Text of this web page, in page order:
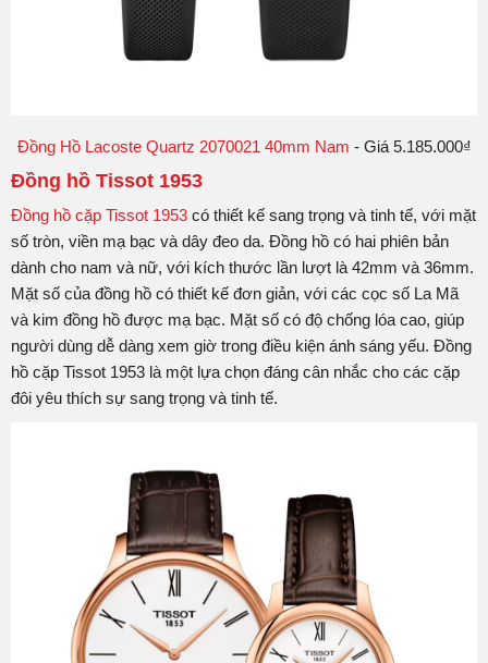
Đồng Hồ Lacoste Quartz 2070021 40mm Nam - Giá 5.185.000₫
Đồng hồ Tissot 1953
Đồng hồ cặp Tissot 1953 có thiết kế sang trọng và tinh tế, với mặt
số tròn, viền mạ bạc và dây đeo da. Đồng hồ có hai phiên bản
dành cho nam và nữ, với kích thước lần lượt là 42mm và 36mm.
Mặt số của đồng hồ có thiết kế đơn giản, với các cọc số La Mã
và kim đồng hồ được mạ bạc. Mặt số có độ chống lóa cao, giúp
người dùng dễ dàng xem giờ trong điều kiện ánh sáng yếu. Đồng
hồ cặp Tissot 1953 là một lựa chọn đáng cân nhắc cho các cặp
đôi yêu thích sự sang trọng và tinh tế.